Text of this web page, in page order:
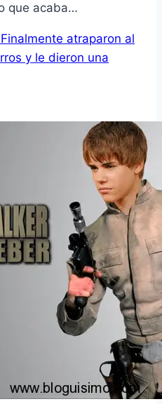
que acaba…
atraparon al
y le dieron una